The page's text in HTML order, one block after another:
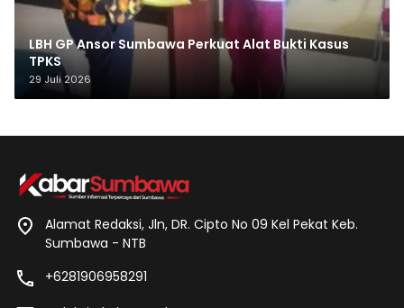
LBH GP Ansor Sumbawa Perkuat Alat Bukti Kasus
TPKS
29 Juli 2026
Alamat Redaksi, Jln, DR. Cipto No 09 Kel Pekat Keb.
Sumbawa - NTB
+6281906958291